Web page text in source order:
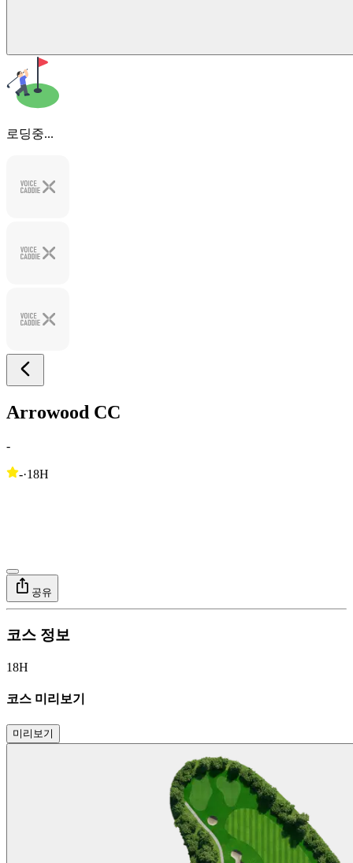
로딩중...
Arrowood CC
-
-·18H
공유
코스 정보
18H
코스 미리보기
미리보기